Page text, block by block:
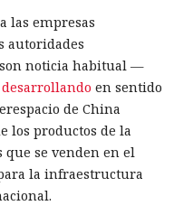
las empresas
autoridades
noticia habitual —
desarrollando en sentido
de China
los productos de la
que se venden en el
la infraestructura